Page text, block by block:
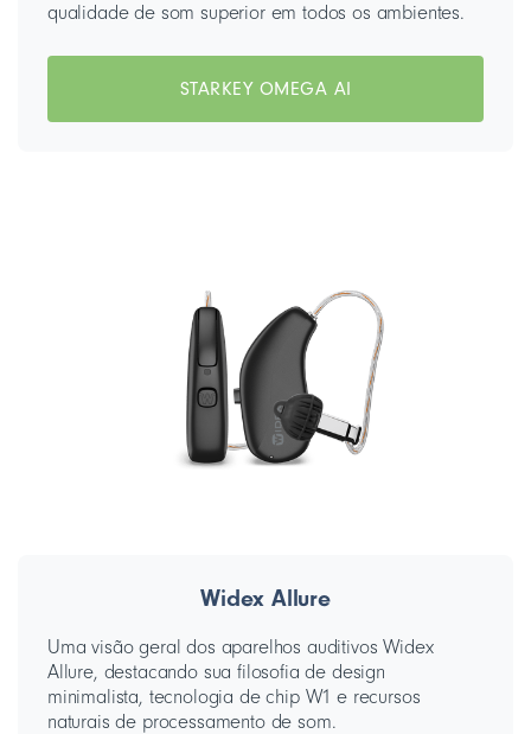
qualidade de som superior em todos os ambientes.
STARKEY OMEGA AI
Widex Allure
Uma visão geral dos aparelhos auditivos Widex
Allure, destacando sua filosofia de design
minimalista, tecnologia de chip W1 e recursos
naturais de processamento de som.